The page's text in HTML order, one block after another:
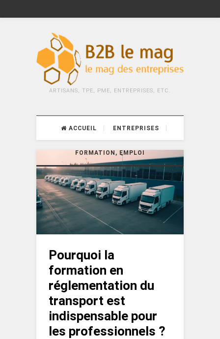
ARTISANS, TPE, PME, ENTREPRISES, ETC.
ACCUEIL ENTREPRISES
FORMATION, EMPLOI
Pourquoi la
formation en
réglementation du
transport est
indispensable pour
les professionnels ?